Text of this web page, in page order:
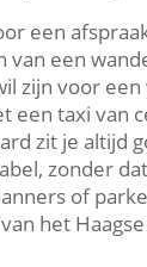
een
van een
zijn voor
een taxi van
zit je altijd
zonder
of
het